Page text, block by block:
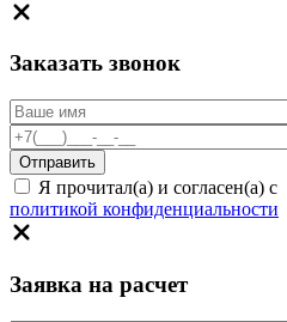
Заказать звонок
Я прочитал(а) и согласен(а) с
политикой конфиденциальности
Заявка на расчет